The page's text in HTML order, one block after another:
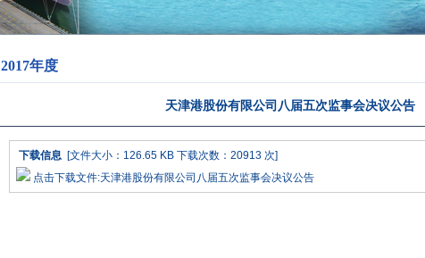
2017年度
天津港股份有限公司八届五次监事会决议公告
下载信息[文件大小：126.65 KB 下载次数： 20913 次]
点击下载文件:天津港股份有限公司八届五次监事会决议公告